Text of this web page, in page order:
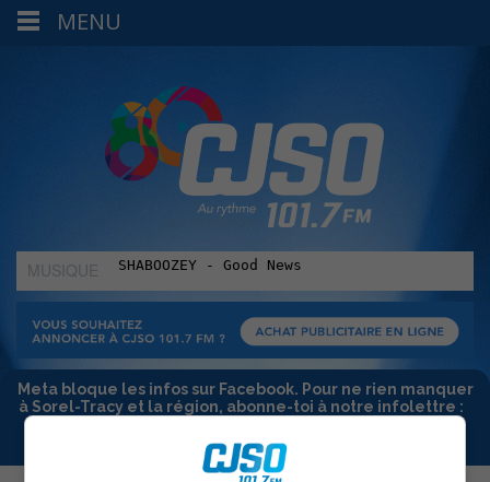
MUSIQUE
:
Meta bloque les infos sur Facebook. Pour ne rien manquer
à Sorel-Tracy et la région, abonne-toi à notre infolettre :
MENU